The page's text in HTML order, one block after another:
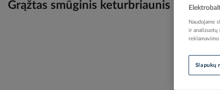
Grąžtas smūginis keturbriaunis
Naudojame
ir analizuotų
reklamavimo
Slapukų